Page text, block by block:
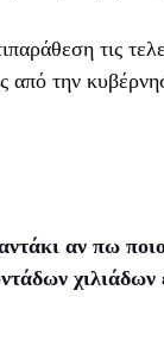
τις
από την
αν πω